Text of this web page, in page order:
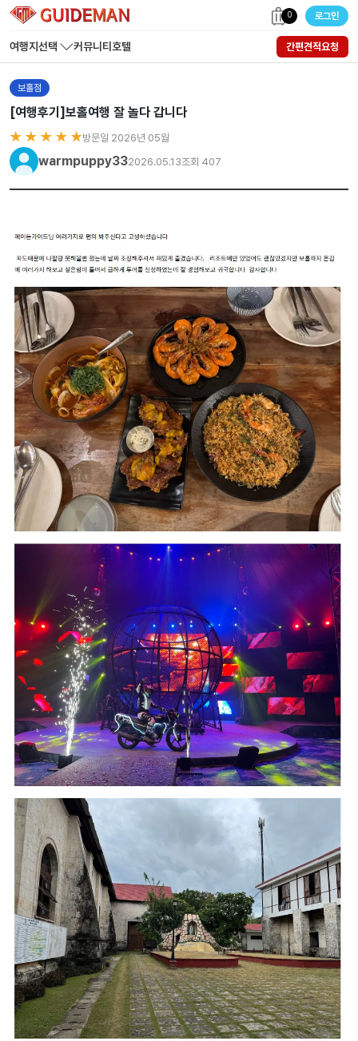
0 로그인
여행지선택 커뮤니티 호텔 간편견적요청
보홀점
[여행후기]보홀여행 잘 놀다 갑니다
★ ★ ★ ★ ★방문일 2026년 05월
warmpuppy332026.05.13조회 407